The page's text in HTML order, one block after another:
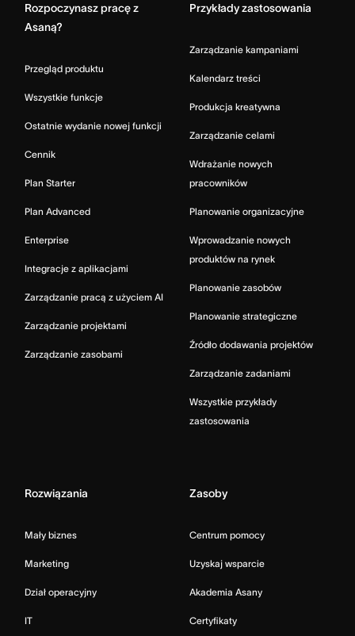
Rozpoczynasz pracę z
Asaną?
Przegląd produktu
Wszystkie funkcje
Ostatnie wydanie nowej funkcji
Cennik
Plan Starter
Plan Advanced
Enterprise
Integracje z aplikacjami
Zarządzanie pracą z użyciem AI
Zarządzanie projektami
Zarządzanie zasobami
Przykłady zastosowania
Zarządzanie kampaniami
Kalendarz treści
Produkcja kreatywna
Zarządzanie celami
Wdrażanie nowych
pracowników
Planowanie organizacyjne
Wprowadzanie nowych
produktów na rynek
Planowanie zasobów
Planowanie strategiczne
Źródło dodawania projektów
Zarządzanie zadaniami
Wszystkie przykłady
zastosowania
Rozwiązania
Mały biznes
Marketing
Dział operacyjny
IT
Zasoby
Centrum pomocy
Uzyskaj wsparcie
Akademia Asany
Certyfikaty